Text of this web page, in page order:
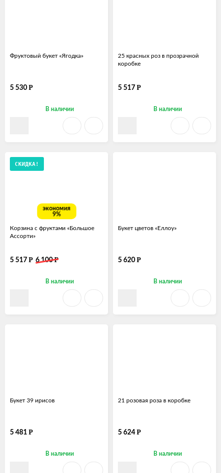
Фруктовый букет «Ягодка»
5 530 Р
В наличии
25 красных роз в прозрачной
коробке
5 517 Р
В наличии
СКИДКА!
экономия
9%
Корзина с фруктами «Большое
Ассорти»
5 517 Р 6 100Р
В наличии
Букет цветов «Еллоу»
5 620 Р
В наличии
Букет 39 ирисов
5 481 Р
В наличии
21 розовая роза в коробке
5 624 Р
В наличии